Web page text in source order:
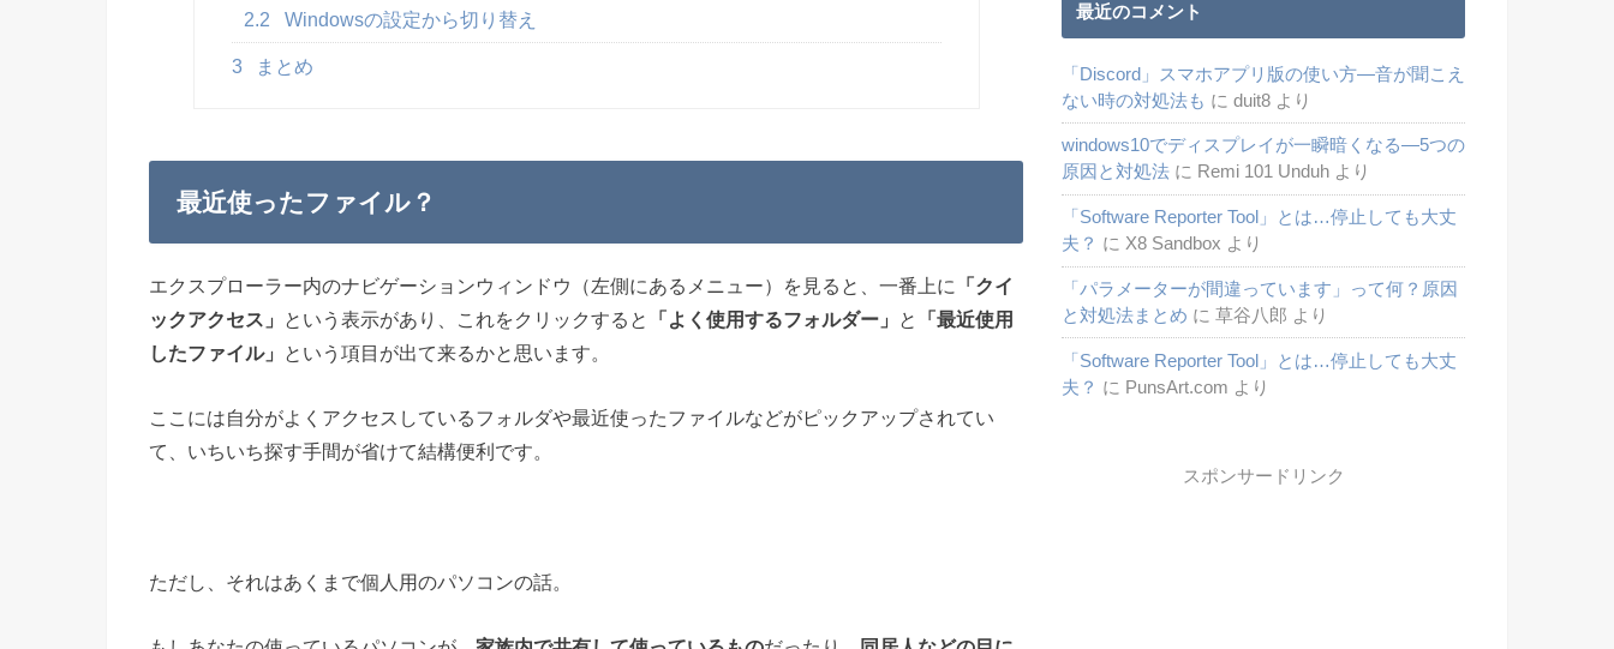
2.2 Windowsの設定から切り替え
3 まとめ
最近使ったファイル？
エクスプローラー内のナビゲーションウィンドウ（左側にあるメニュー）を見ると、一番上に
「クイ
ックアクセス」
という表示があり、これをクリックすると 「よく使用するフォルダー」 と
「最近使用
したファイル」
という項目が出て来るかと思います。
ここには自分がよくアクセスしているフォルダや最近使ったファイルなどがピックアップされてい
て、いちいち探す手間が省けて結構便利です。
ただし、それはあくまで個人用のパソコンの話。
最近のコメント
「Discord」スマホアプリ版の使い方―音が聞こえ
ない時の対処法も に duit8 より
windows10でディスプレイが一瞬暗くなる―5つの
原因と対処法 に Remi 101 Unduh より
「Software Reporter Tool」とは…停止しても大丈
夫？ に X8 Sandbox より
「パラメーターが間違っています」って何？原因
と対処法まとめ に 草谷八郎 より
「Software Reporter Tool」とは…停止しても大丈
夫？ に PunsArt.com より
スポンサードリンク